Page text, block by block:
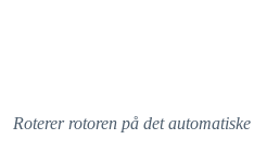
Roterer rotoren på det